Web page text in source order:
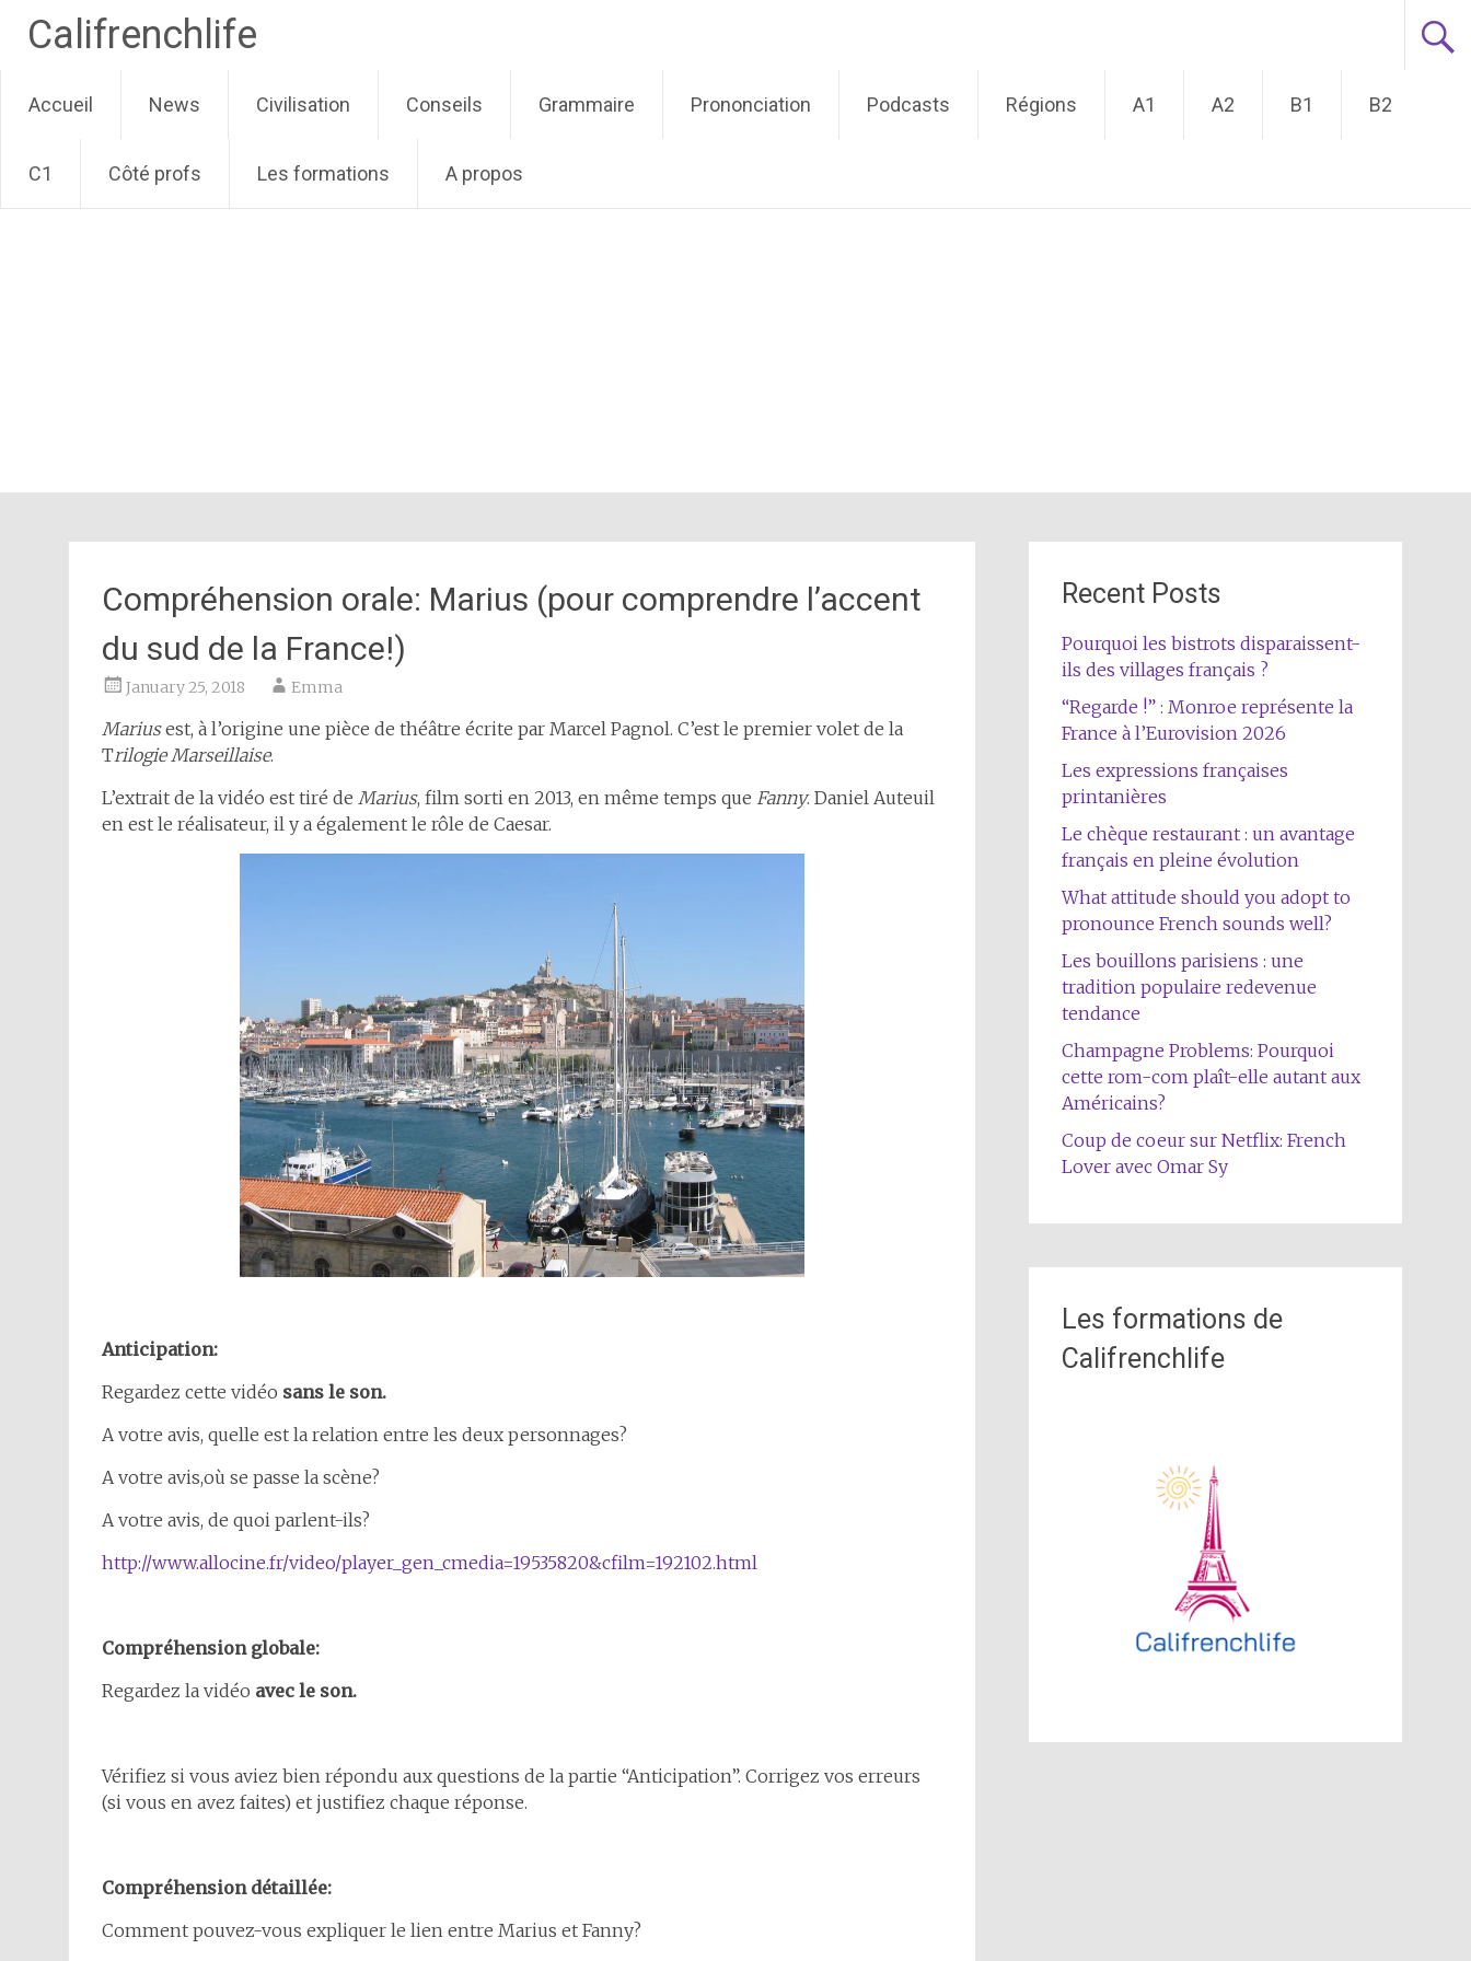
Califrenchlife
to
content
Accueil News Civilisation Conseils Grammaire Prononciation Podcasts Régions A1 A2 B1 B2
C1 Côté profs Les formations A propos
Compréhension orale: Marius (pour comprendre l’accent
du sud de la France!)
January 25, 2018 Emma
Mariusest, à l’origine une pièce de théâtre écrite par Marcel Pagnol. C’est le premier volet de la
Trilogie Marseillaise.
L’extrait de la vidéo est tiré de Marius, film sorti en 2013, en même temps que Fanny. Daniel Auteuil
en est le réalisateur, il y a également le rôle de Caesar.
Anticipation:
Regardez cette vidéo sans le son.
A votre avis, quelle est la relation entre les deux personnages?
A votre avis,où se passe la scène?
A votre avis, de quoi parlent-ils?
http://www.allocine.fr/video/player_gen_cmedia=19535820&cfilm=192102.html
Compréhension globale:
Regardez la vidéo avec le son.
Vérifiez si vous aviez bien répondu aux questions de la partie “Anticipation”. Corrigez vos erreurs
(si vous en avez faites) et justifiez chaque réponse.
Compréhension détaillée:
Comment pouvez-vous expliquer le lien entre Marius et Fanny?
Recent Posts
Pourquoi les bistrots disparaissent-
ils des villages français ?
“Regarde !” : Monroe représente la
France à l’Eurovision 2026
Les expressions françaises
printanières
Le chèque restaurant : un avantage
français en pleine évolution
What attitude should you adopt to
pronounce French sounds well?
Les bouillons parisiens : une
tradition populaire redevenue
tendance
Champagne Problems: Pourquoi
cette rom-com plaît-elle autant aux
Américains?
Coup de coeur sur Netflix: French
Lover avec Omar Sy
Les formations de
Califrenchlife